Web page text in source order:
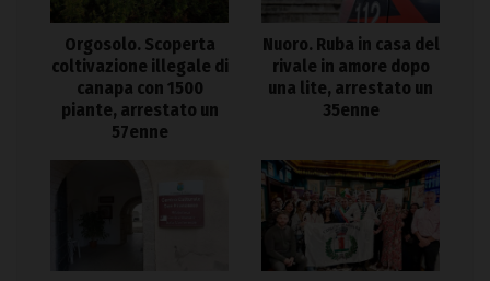
Orgosolo. Scoperta
coltivazione illegale di
canapa con 1500
piante, arrestato un
57enne
Nuoro. Ruba in casa del
rivale in amore dopo
una lite, arrestato un
35enne